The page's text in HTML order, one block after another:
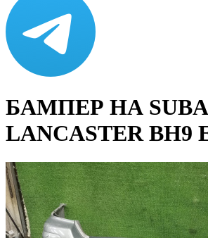
БАМПЕР НА
LANCASTER BH9